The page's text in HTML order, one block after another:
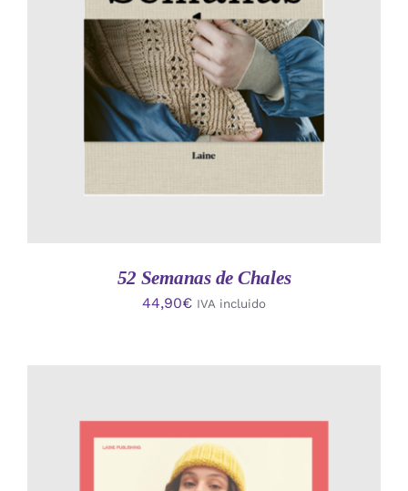
AÑADIR AL CARRITO
/
DETALLES
52 Semanas de Chales
44,90€ IVA incluido